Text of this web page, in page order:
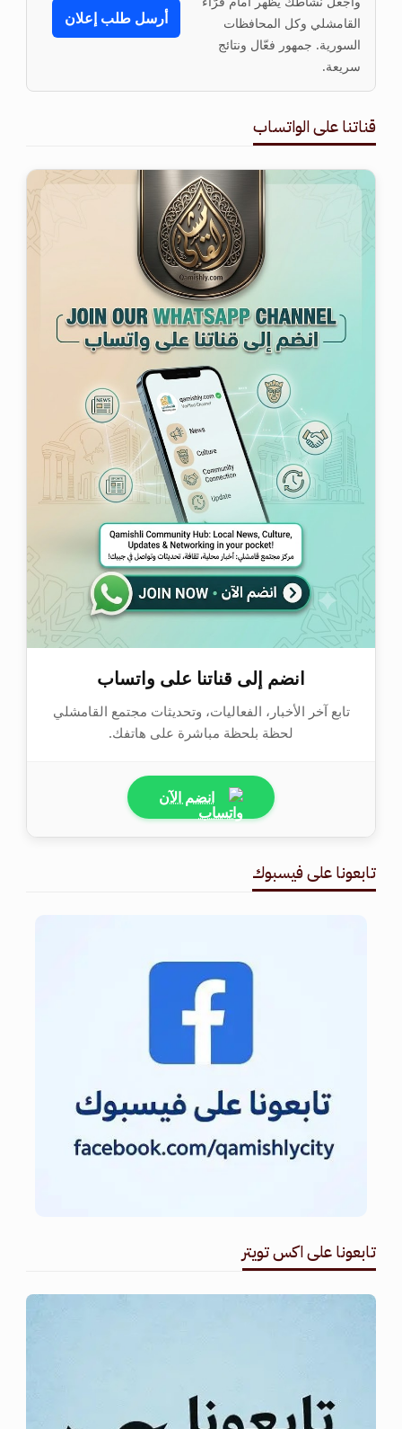
القامشلي وكل المحافظات
السورية. جمهور فعّال ونتائج
سريعة.
أرسل طلب إعلان
قناتنا على الواتساب
انضم إلى قناتنا على واتساب
تابع آخر الأخبار، الفعاليات، وتحديثات مجتمع القامشلي
لحظة بلحظة مباشرة على هاتفك.
انضم الآن
تابعونا على فيسبوك
تابعونا على اكس تويتر